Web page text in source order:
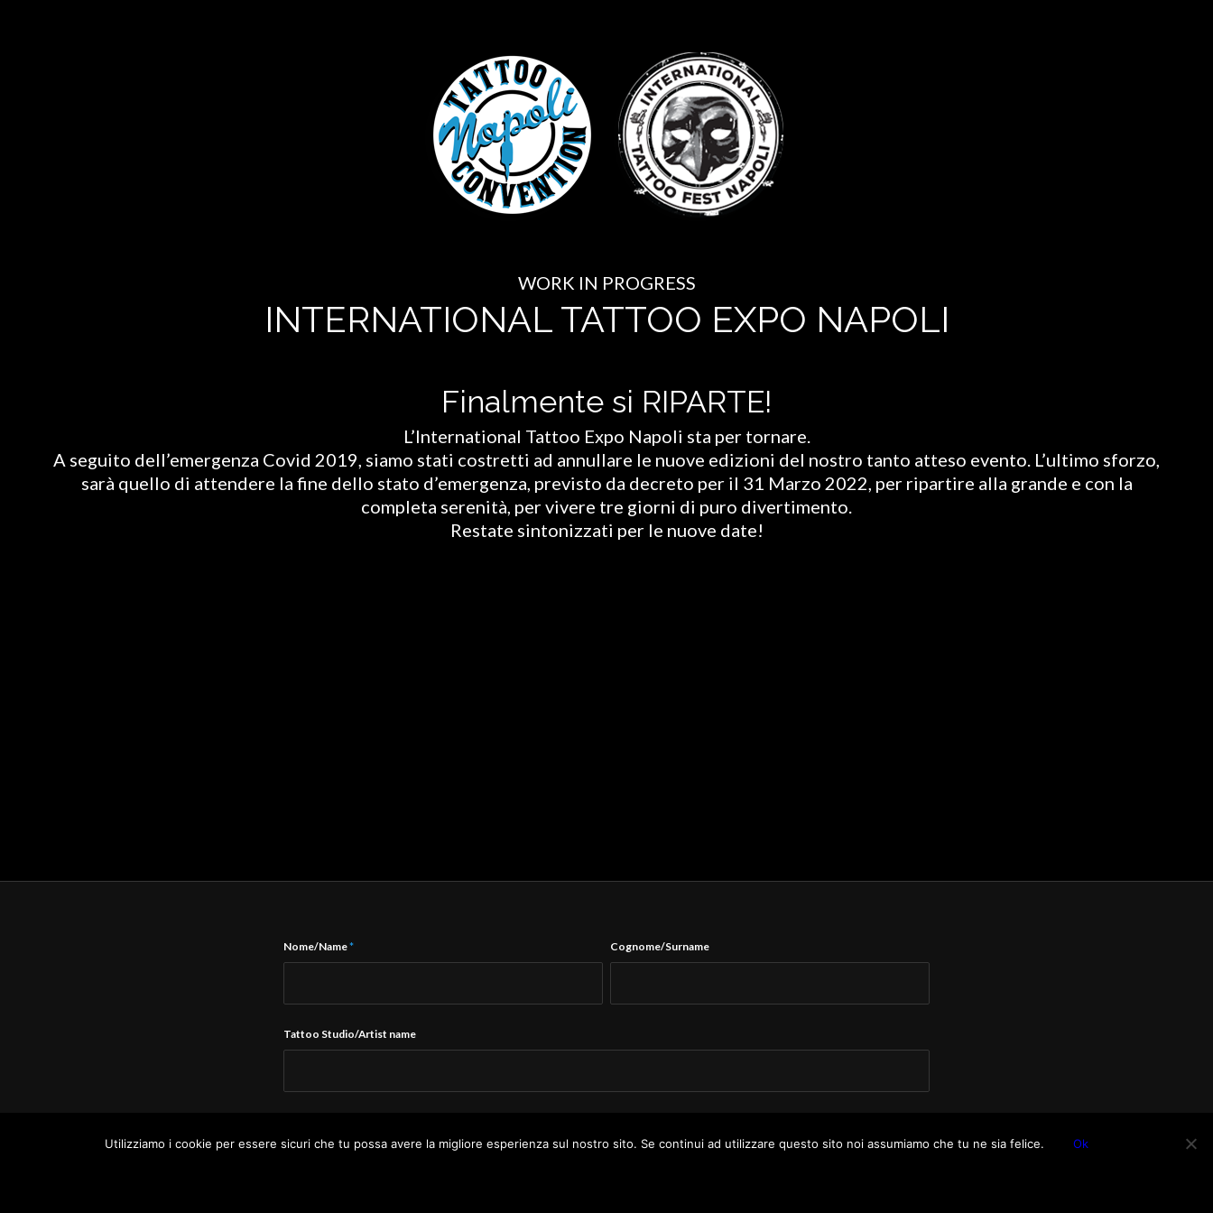
WORK IN PROGRESS
INTERNATIONAL TATTOO EXPO NAPOLI
Finalmente si RIPARTE!
L’International Tattoo Expo Napoli sta per tornare.
A seguito dell’emergenza Covid 2019, siamo stati costretti ad annullare le nuove edizioni del nostro tanto atteso evento. L’ultimo sforzo,
sarà quello di attendere la fine dello stato d’emergenza, previsto da decreto per il 31 Marzo 2022, per ripartire alla grande e con la
completa serenità, per vivere tre giorni di puro divertimento.
Restate sintonizzati per le nuove date!
Nome/Name* Cognome/Surname
Tattoo Studio/Artist name
Utilizziamo i cookie per essere sicuri che tu possa avere la migliore esperienza sul nostro sito. Se continui ad utilizzare questo sito noi assumiamo che tu ne sia felice. Ok